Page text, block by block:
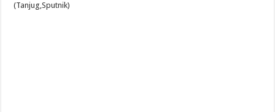
(Tanjug,Sputnik)